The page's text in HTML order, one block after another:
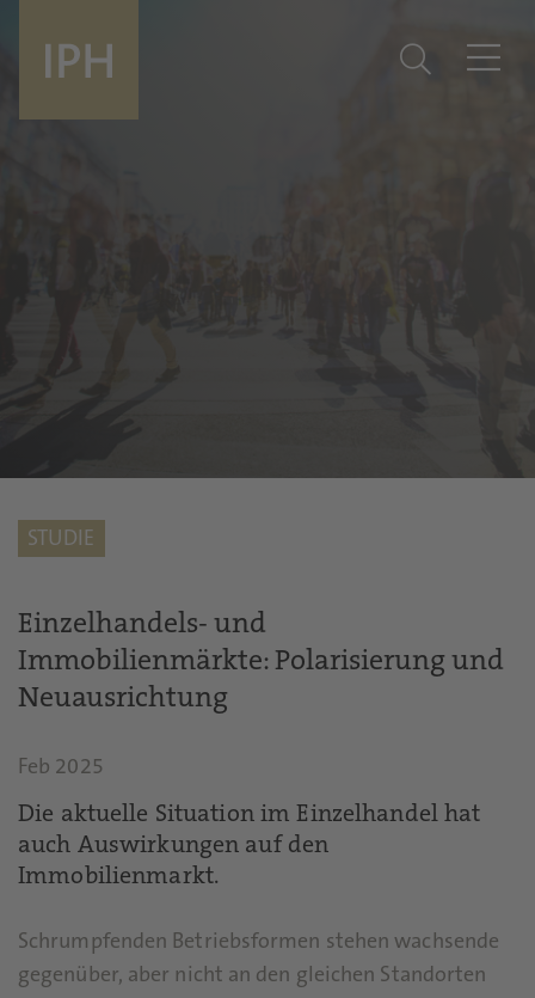
STUDIE
Einzelhandels- und
Immobilienmärkte: Polarisierung und
Neuausrichtung
Feb 2025
Die aktuelle Situation im Einzelhandel hat
auch Auswirkungen auf den
Immobilienmarkt.
Schrumpfenden Betriebsformen stehen wachsende
gegenüber, aber nicht an den gleichen Standorten